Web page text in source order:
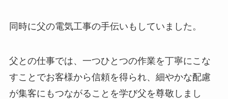
同時に父の電気工事の手伝いもしていました。
父との仕事では、一つひとつの作業を丁寧にこな
すことでお客様から信頼を得られ、細やかな配慮
が集客にもつながることを学び父を尊敬しまし